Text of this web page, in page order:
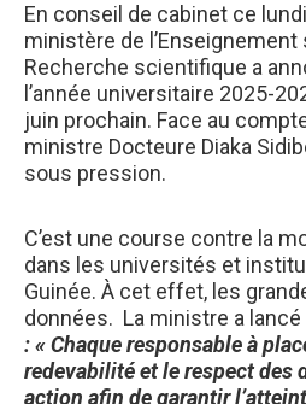
En conseil de cabinet ce
ministère de l’Enseignement
Recherche scientifique a
l’année universitaire 2025-
juin prochain. Face au
ministre Docteure Diaka
sous pression.
​C’est une course contre la
dans les universités et
Guinée. À cet effet, les
données. La ministre a
: « Chaque responsable à
redevabilité et le respect des
action afin de garantir